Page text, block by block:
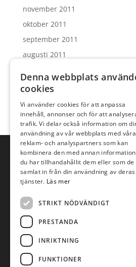
november 2011
oktober 2011
september 2011
augusti 2011
juni 2011
maj 2011
Copyright ©
Villkor för webbshopen
Denna webbplats
cookies
Vi använder cookies för att anpassa
innehåll, annonser och för att
trafik. Vi delar också information om
användning av vår webbplats med våra
reklam- och analyspartners som kan
kombinera den med annan
du har tillhandahållit dem eller som de
samlat in från din användning av deras
tjänster. Läs mer
STRIKT NÖDVÄNDIGT
PRESTANDA
INRIKTNING
FUNKTIONER